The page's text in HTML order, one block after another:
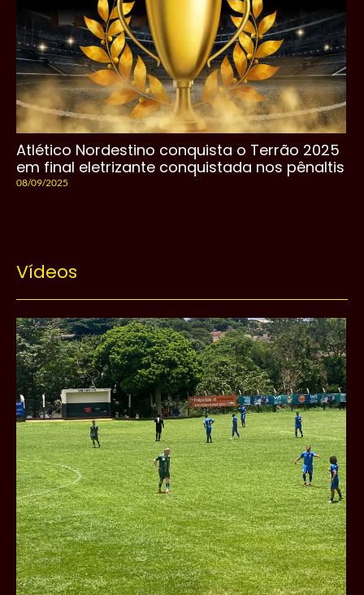
Atlético Nordestino conquista o Terrão 2025
em final eletrizante conquistada nos pênaltis
08/09/2025
Vídeos